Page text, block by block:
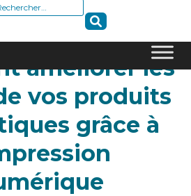
:
améliorer les
vos produits
grâce à